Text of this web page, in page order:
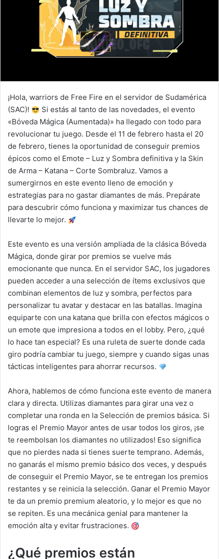
¡Hola, warriors de Free Fire en el servidor de Sudamérica
(SAC)!
Si estás al tanto de las novedades, el evento
«Bóveda Mágica (Aumentada)» ha llegado con todo para
revolucionar tu juego. Desde el 11 de febrero hasta el 20
de febrero, tienes la oportunidad de conseguir premios
épicos como el Emote – Luz y Sombra definitiva y la Skin
de Arma – Katana – Corte Sombraluz. Vamos a
sumergirnos en este evento lleno de emoción y
estrategias para no gastar diamantes de más. Prepárate
para descubrir cómo funciona y maximizar tus chances de
llevarte lo mejor.
Este evento es una versión ampliada de la clásica Bóveda
Mágica, donde girar por premios se vuelve más
emocionante que nunca. En el servidor SAC, los jugadores
pueden acceder a una selección de ítems exclusivos que
combinan elementos de luz y sombra, perfectos para
personalizar tu avatar y destacar en las batallas. Imagina
equiparte con una katana que brilla con efectos mágicos o
un emote que impresiona a todos en el lobby. Pero, ¿qué
lo hace tan especial? Es una ruleta de suerte donde cada
giro podría cambiar tu juego, siempre y cuando sigas unas
tácticas inteligentes para ahorrar recursos.
Ahora, hablemos de cómo funciona este evento de manera
clara y directa. Utilizas diamantes para girar una vez o
completar una ronda en la Selección de premios básica. Si
logras el Premio Mayor antes de usar todos los giros, ¡se
te reembolsan los diamantes no utilizados! Eso significa
que no pierdes nada si tienes suerte temprano. Además,
no ganarás el mismo premio básico dos veces, y después
de conseguir el Premio Mayor, se te entregan los premios
restantes y se reinicia la selección. Ganar el Premio Mayor
te da un premio premium aleatorio, y lo mejor es que no
se repiten. Es una mecánica genial para mantener la
emoción alta y evitar frustraciones.
¿Qué premios están